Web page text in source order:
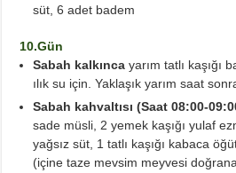
süt, 6 adet badem
10.Gün
Sabah kalkıncayarım tatlı kaşığı
ılık su için. Yaklaşık yarım saat
Sabah kahvaltısı (Saat 08:00-
sade müsli, 2 yemek kaşığı yulaf
yağsız süt, 1 tatlı kaşığı kabaca
(içine taze mevsim meyvesi